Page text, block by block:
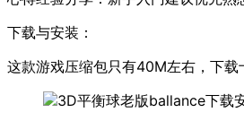
下载与安装：
这款游戏压缩包只有40M左右，下载